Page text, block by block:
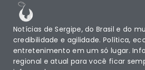
Notícias de Sergipe, do Brasil e do
credibilidade e agilidade. Política,
entretenimento em um só lugar.
regional e atual para você ficar